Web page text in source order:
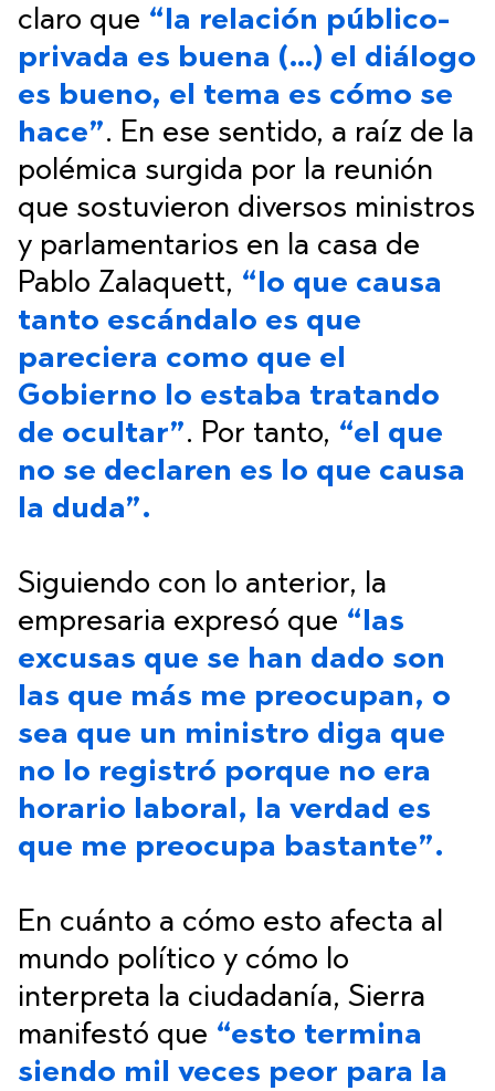
claro que “la relación público-
privada es buena (…) el diálogo
es bueno, el tema es cómo se
hace”. En ese sentido, a raíz de la
polémica surgida por la reunión
que sostuvieron diversos ministros
y parlamentarios en la casa de
Pablo Zalaquett, “lo que causa
tanto escándalo es que
pareciera como que el
Gobierno lo estaba tratando
de ocultar”. Por tanto, “el que
no se declaren es lo que causa
la duda”.
Siguiendo con lo anterior, la
empresaria expresó que “las
excusas que se han dado son
las que más me preocupan, o
sea que un ministro diga que
no lo registró porque no era
horario laboral, la verdad es
que me preocupa bastante”.
En cuánto a cómo esto afecta al
mundo político y cómo lo
interpreta la ciudadanía, Sierra
manifestó que “esto termina
siendo mil veces peor para la